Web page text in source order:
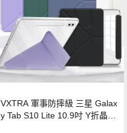
VXTRA 軍事防摔級 三星 Galax
y Tab S10 Lite 10.9吋 Y折晶透